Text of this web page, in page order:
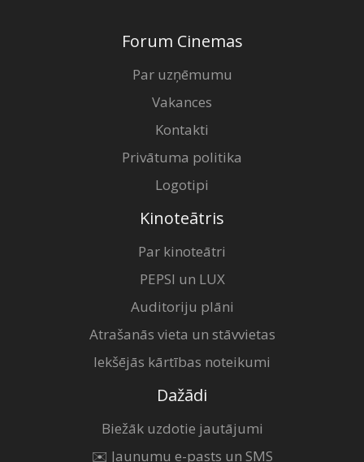
Forum Cinemas
Par uzņēmumu
Vakances
Kontakti
Privātuma politika
Logotipi
Kinoteātris
Par kinoteātri
PEPSI un LUX
Auditoriju plāni
Atrašanās vieta un stāvvietas
Iekšējās kārtības noteikumi
Dažādi
Biežāk uzdotie jautājumi
✉️ Jaunumu e-pasts un SMS